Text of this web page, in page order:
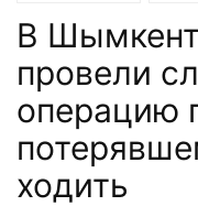
В
провели
операцию
ходить